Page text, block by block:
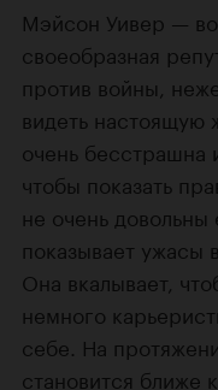
Мэйсон Уивер —
своеобразная
против войны,
видеть настоящую
очень бесстрашна
чтобы показать
не очень
показывает ужасы
Она вкалывает,
немного
себе. На
становится ближе